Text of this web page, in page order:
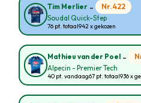
Tim Merlier - Nr. 422
Soudal Quick-Step
76 pt. totaal942 x gekozen
Mathieu van der Poel -
Alpecin - Premier Tech
40 pt. vandaag67 pt. totaal936 x